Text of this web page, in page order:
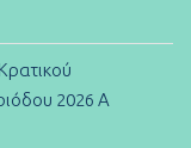
2026 Α